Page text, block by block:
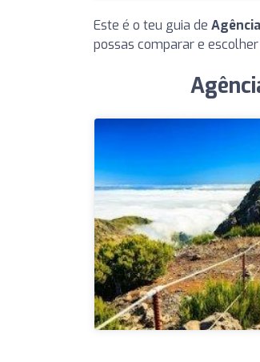
Este é o teu guia de
possas comparar e